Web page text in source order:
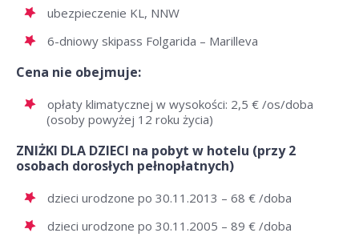
ubezpieczenie KL, NNW
6-dniowy skipass Folgarida – Marilleva
Cena nie obejmuje:
opłaty klimatycznej w wysokości: 2,5 € /os/doba
(osoby powyżej 12 roku życia)
ZNIŻKI DLA DZIECI na pobyt w hotelu (przy 2
osobach dorosłych pełnopłatnych)
dzieci urodzone po 30.11.2013 – 68 € /doba
dzieci urodzone po 30.11.2005 – 89 € /doba